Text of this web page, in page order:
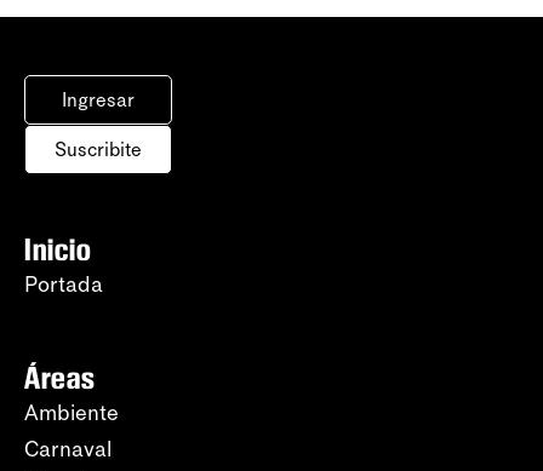
Ingresar
Suscribite
Inicio
Portada
Áreas
Ambiente
Carnaval